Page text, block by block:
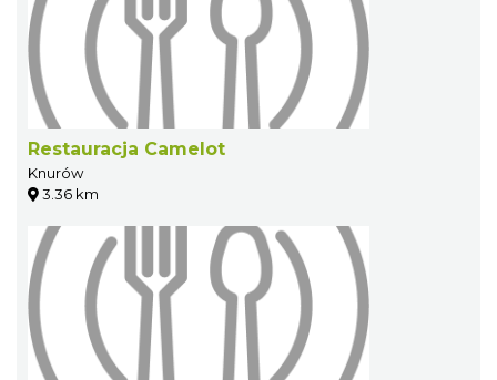
Restauracja Camelot
Knurów
3.36 km